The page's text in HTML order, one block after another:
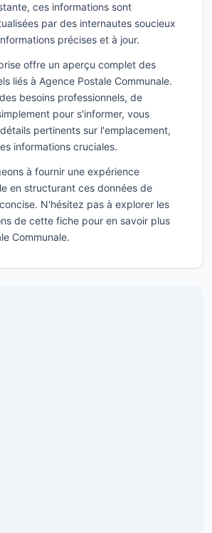
ces informations sont
par des internautes soucieux
précises et à jour.
offre un aperçu complet des
liés à Agence Postale Communale.
besoins professionnels, de
pour s'informer, vous
pertinents sur l'emplacement,
informations cruciales.
à fournir une expérience
en structurant ces données de
N'hésitez pas à explorer les
de cette fiche pour en savoir plus
Communale.